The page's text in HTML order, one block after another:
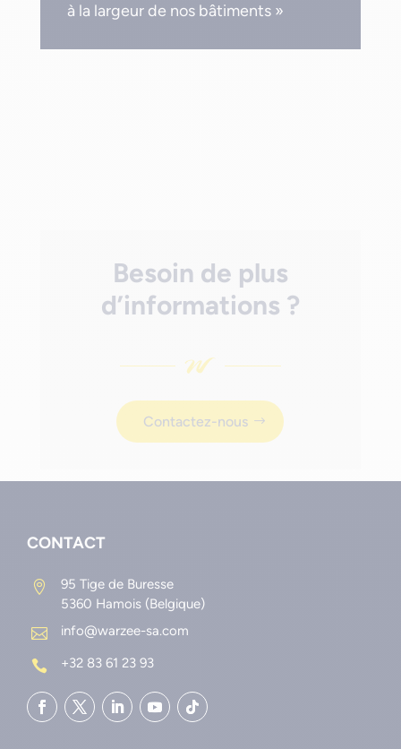
à la largeur de nos bâtiments »
Besoin de plus
d’informations ?
Contactez-nous
CONTACT

95 Tige de Buresse
5360 Hamois (Belgique)

info@warzee-sa.com
 +32 83 61 23 93